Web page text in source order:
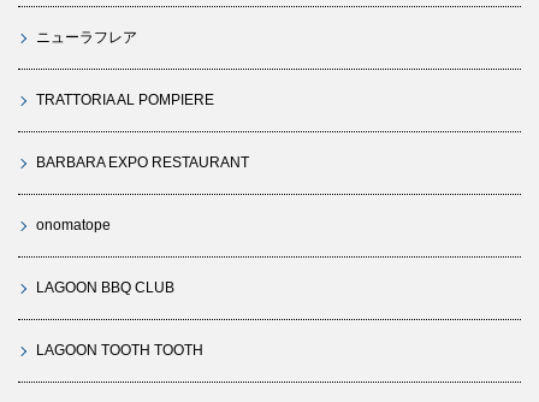
ニューラフレア
TRATTORIA AL POMPIERE
BARBARA EXPO RESTAURANT
onomatope
LAGOON BBQ CLUB
LAGOON TOOTH TOOTH